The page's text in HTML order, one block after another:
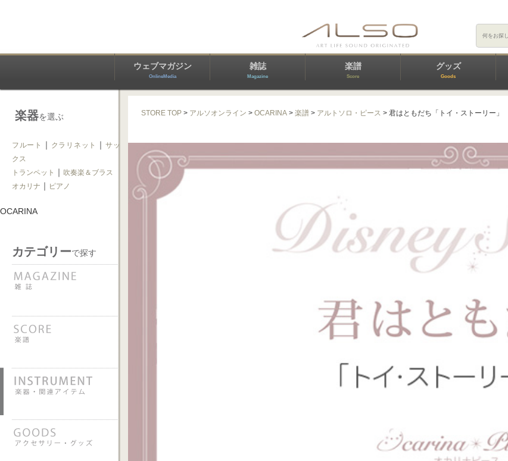
ウェブマガジン
OnlineMedia
雑誌
Magazine
楽譜
Score
グッズ
Goods
楽器を選ぶ
フルート ｜ クラリネット ｜ サッ
クス
トランペット
｜ 吹奏楽＆ブラス
オカリナ ｜ ピアノ
OCARINA
カテゴリーで探す
STORE TOP > アルソオンライン >OCARINA >楽譜 > アルトソロ・ピース > 君はともだち「トイ・ストーリー」